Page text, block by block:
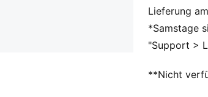
gebrauchten
DETAILS
Passform:
Lange Ärmel
Lieferung
*Samstage
"Support >
**Nicht